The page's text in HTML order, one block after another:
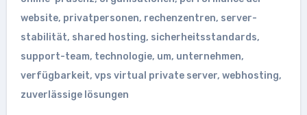
website, privatpersonen, rechenzentren, server-
stabilität, shared hosting, sicherheitsstandards,
support-team, technologie, um, unternehmen,
verfügbarkeit, vps virtual private server, webhosting,
zuverlässige lösungen